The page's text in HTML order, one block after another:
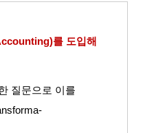
를 도입해
질문으로 이를